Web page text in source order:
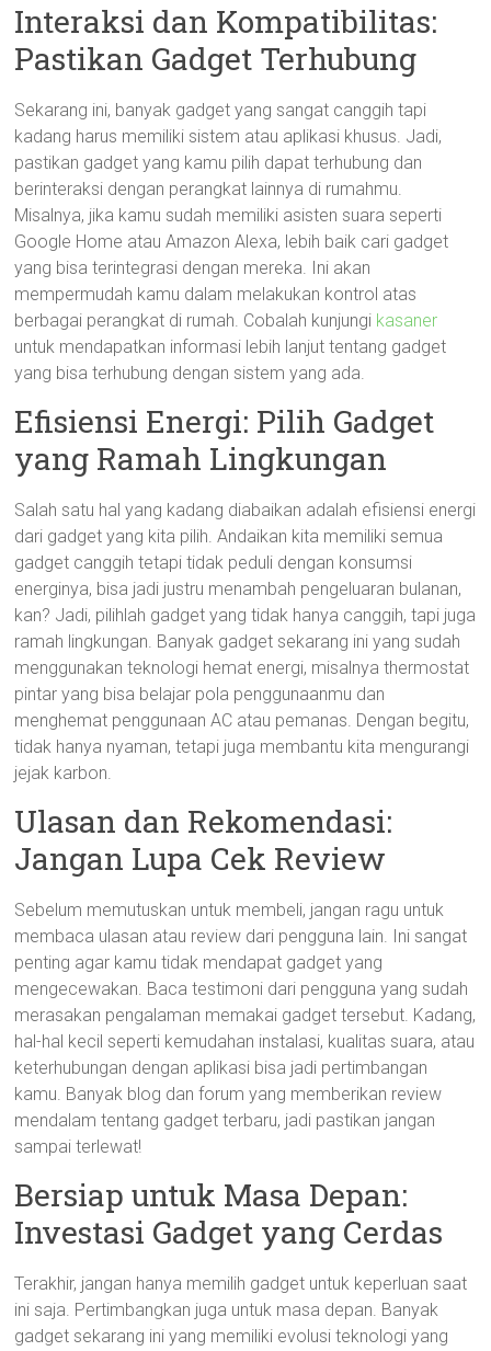
Interaksi dan Kompatibilitas:
Pastikan Gadget Terhubung
Sekarang ini, banyak gadget yang sangat canggih tapi
kadang harus memiliki sistem atau aplikasi khusus. Jadi,
pastikan gadget yang kamu pilih dapat terhubung dan
berinteraksi dengan perangkat lainnya di rumahmu.
Misalnya, jika kamu sudah memiliki asisten suara seperti
Google Home atau Amazon Alexa, lebih baik cari gadget
yang bisa terintegrasi dengan mereka. Ini akan
mempermudah kamu dalam melakukan kontrol atas
berbagai perangkat di rumah. Cobalah kunjungi kasaner
untuk mendapatkan informasi lebih lanjut tentang gadget
yang bisa terhubung dengan sistem yang ada.
Efisiensi Energi: Pilih Gadget
yang Ramah Lingkungan
Salah satu hal yang kadang diabaikan adalah efisiensi energi
dari gadget yang kita pilih. Andaikan kita memiliki semua
gadget canggih tetapi tidak peduli dengan konsumsi
energinya, bisa jadi justru menambah pengeluaran bulanan,
kan? Jadi, pilihlah gadget yang tidak hanya canggih, tapi juga
ramah lingkungan. Banyak gadget sekarang ini yang sudah
menggunakan teknologi hemat energi, misalnya thermostat
pintar yang bisa belajar pola penggunaanmu dan
menghemat penggunaan AC atau pemanas. Dengan begitu,
tidak hanya nyaman, tetapi juga membantu kita mengurangi
jejak karbon.
Ulasan dan Rekomendasi:
Jangan Lupa Cek Review
Sebelum memutuskan untuk membeli, jangan ragu untuk
membaca ulasan atau review dari pengguna lain. Ini sangat
penting agar kamu tidak mendapat gadget yang
mengecewakan. Baca testimoni dari pengguna yang sudah
merasakan pengalaman memakai gadget tersebut. Kadang,
hal-hal kecil seperti kemudahan instalasi, kualitas suara, atau
keterhubungan dengan aplikasi bisa jadi pertimbangan
kamu. Banyak blog dan forum yang memberikan review
mendalam tentang gadget terbaru, jadi pastikan jangan
sampai terlewat!
Bersiap untuk Masa Depan:
Investasi Gadget yang Cerdas
Terakhir, jangan hanya memilih gadget untuk keperluan saat
ini saja. Pertimbangkan juga untuk masa depan. Banyak
gadget sekarang ini yang memiliki evolusi teknologi yang